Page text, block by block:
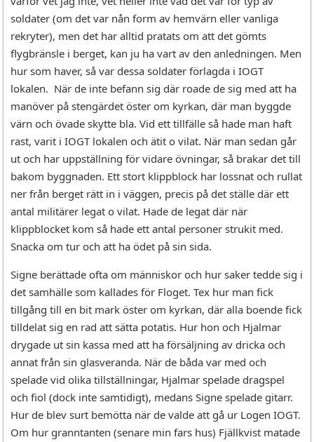
soldater (om det var nån form av hemvärn eller vanliga
rekryter), men det har alltid pratats om att det gömts
flygbränsle i berget, kan ju ha vart av den anledningen. Men
hur som haver, så var dessa soldater förlagda i IOGT
lokalen. När de inte befann sig där roade de sig med att ha
manöver på stengärdet öster om kyrkan, där man byggde
värn och övade skytte bla. Vid ett tillfälle så hade man haft
rast, varit i IOGT lokalen och ätit o vilat. När man sedan går
ut och har uppställning för vidare övningar, så brakar det till
bakom byggnaden. Ett stort klippblock har lossnat och rullat
ner från berget rätt in i väggen, precis på det ställe där ett
antal militärer legat o vilat. Hade de legat där när
klippblocket kom så hade ett antal personer strukit med.
Snacka om tur och att ha ödet på sin sida.
Signe berättade ofta om människor och hur saker tedde sig i
det samhälle som kallades för Floget. Tex hur man fick
tillgång till en bit mark öster om kyrkan, där alla boende fick
tilldelat sig en rad att sätta potatis. Hur hon och Hjalmar
drygade ut sin kassa med att ha försäljning av dricka och
annat från sin glasveranda. När de båda var med och
spelade vid olika tillställningar, Hjalmar spelade dragspel
och fiol (dock inte samtidigt), medans Signe spelade gitarr.
Hur de blev surt bemötta när de valde att gå ur Logen IOGT.
Om hur granntanten (senare min fars hus) Fjällkvist matade